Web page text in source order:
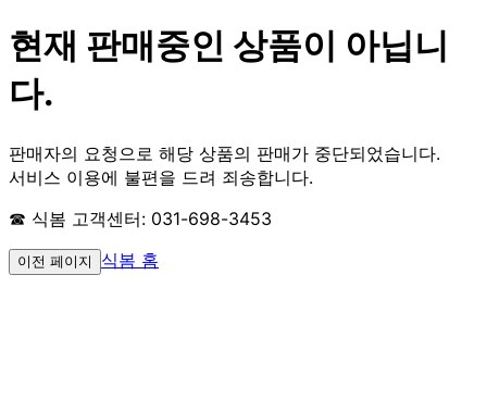
현재 판매중인 상품이 아닙니
다.
판매자의 요청으로 해당 상품의 판매가 중단되었습니다.
서비스 이용에 불편을 드려 죄송합니다.
☎ 식봄 고객센터: 031-698-3453
이전 페이지 식봄 홈